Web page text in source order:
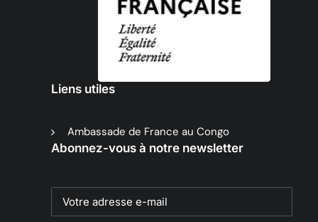
Liens utiles
Ambassade de France au Congo
Abonnez-vous à notre newsletter